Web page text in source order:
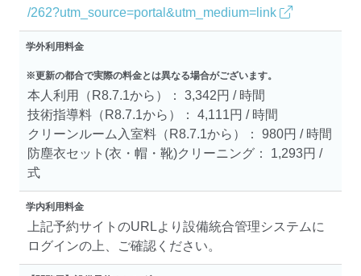
/262?utm_source=portal&utm_medium=link
学外利用料金
※更新の都合で実際の料金とは異なる場合がございます。
本人利用（R8.7.1から）： 3,342円 / 時間
技術指導料（R8.7.1から）： 4,111円 / 時間
クリーンルーム入室料（R8.7.1から）： 980円 / 時間
防塵衣セット(衣・帽・靴)クリーニング： 1,293円 /
式
学内利用料金
上記予約サイトのURLより設備統合管理システムに
ログインの上、ご確認ください。